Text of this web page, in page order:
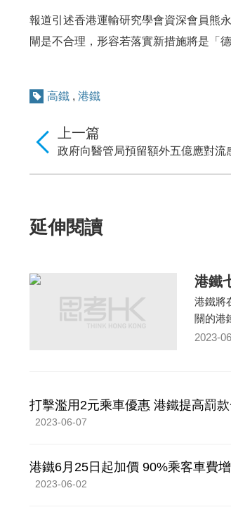
報道引述香港運輸研究學會資深會員熊
閘是不合理，形容若落實新措施將是「德
高鐵 , 港鐵
上一篇
政府向醫管局預留額外五億應對流
延伸閱讀
港鐵
港鐵將
關的港
2023-
打擊濫用2元乘車優惠 港鐵提高罰
2023-06-07
港鐵6月25日起加價 90%乘客車費
2023-06-02